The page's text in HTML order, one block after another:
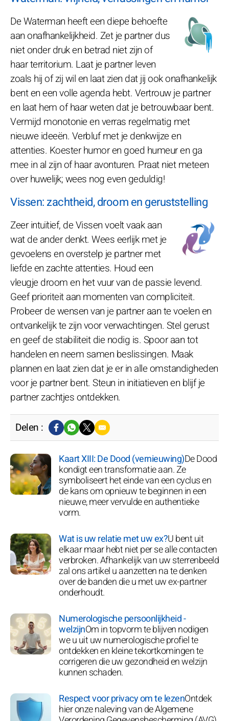
De Waterman heeft een diepe behoefte
aan onafhankelijkheid. Zet je partner dus
niet onder druk en betrad niet zijn of
haar territorium. Laat je partner leven
zoals hij of zij wil en laat zien dat jij ook onafhankelijk
bent en een volle agenda hebt. Vertrouw je partner
en laat hem of haar weten dat je betrouwbaar bent.
Vermijd monotonie en verras regelmatig met
nieuwe ideeën. Verbluf met je denkwijze en
attenties. Koester humor en goed humeur en ga
mee in al zijn of haar avonturen. Praat niet meteen
over huwelijk; wees nog even geduldig!
Vissen: zachtheid, droom en geruststelling
Zeer intuïtief, de Vissen voelt vaak aan
wat de ander denkt. Wees eerlijk met je
gevoelens en overstelp je partner met
liefde en zachte attenties. Houd een
vleugje droom en het vuur van de passie levend.
Geef prioriteit aan momenten van compliciteit.
Probeer de wensen van je partner aan te voelen en
ontvankelijk te zijn voor verwachtingen. Stel gerust
en geef de stabiliteit die nodig is. Spoor aan tot
handelen en neem samen beslissingen. Maak
plannen en laat zien dat je er in alle omstandigheden
voor je partner bent. Steun in initiatieven en blijf je
partner zachtjes ontdekken.
Delen :
Kaart XIII: De Dood (vernieuwing)De Dood
kondigt een transformatie aan. Ze
symboliseert het einde van een cyclus en
de kans om opnieuw te beginnen in een
nieuwe, meer vervulde en authentieke
vorm.
Wat is uw relatie met uw ex?U bent uit
elkaar maar hebt niet per se alle contacten
verbroken. Afhankelijk van uw sterrenbeeld
zal ons artikel u aanzetten na te denken
over de banden die u met uw ex-partner
onderhoudt.
Numerologische persoonlijkheid -
welzijnOm in topvorm te blijven nodigen
we u uit uw numerologische profiel te
ontdekken en kleine tekortkomingen te
corrigeren die uw gezondheid en welzijn
kunnen schaden.
Respect voor privacy om te lezenOntdek
hier onze naleving van de Algemene